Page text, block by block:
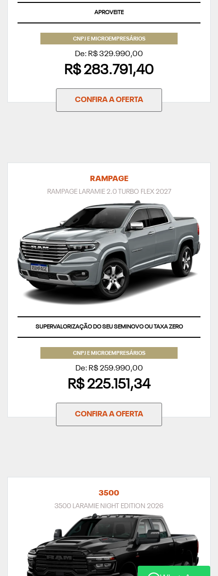
APROVEITE
CNPJ E MICROEMPRESÁRIOS
De: R$ 329.990,00
R$ 283.791,40
CONFIRA A OFERTA
RAMPAGE
RAMPAGE LARAMIE 2.0 TURBO FLEX 2027
SUPERVALORIZAÇÃO DO SEU SEMINOVO OU TAXA ZERO
CNPJ E MICROEMPRESÁRIOS
De: R$ 259.990,00
R$ 225.151,34
CONFIRA A OFERTA
3500
3500 LARAMIE NIGHT EDITION 2026